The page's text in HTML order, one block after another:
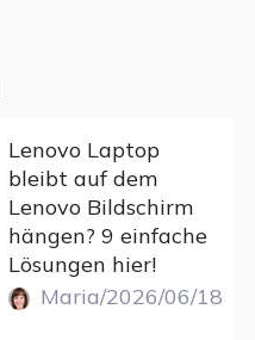
Lenovo Laptop
bleibt auf dem
Lenovo Bildschirm
hängen? 9 einfache
Lösungen hier!
Maria/2026/06/18